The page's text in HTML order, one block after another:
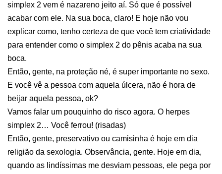
simplex 2 vem é nazareno jeito aí. Só que é possível
acabar com ele. Na sua boca, claro! E hoje não vou
explicar como, tenho certeza de que você tem criatividade
para entender como o simplex 2 do pênis acaba na sua
boca.
Então, gente, na proteção né, é super importante no sexo.
E você vê a pessoa com aquela úlcera, não é hora de
beijar aquela pessoa, ok?
Vamos falar um pouquinho do risco agora. O herpes
simplex 2… Você ferrou! (risadas)
Então, gente, preservativo ou camisinha é hoje em dia
religião da sexologia. Observância, gente. Hoje em dia,
quando as lindíssimas me desviam pessoas, ele pega por